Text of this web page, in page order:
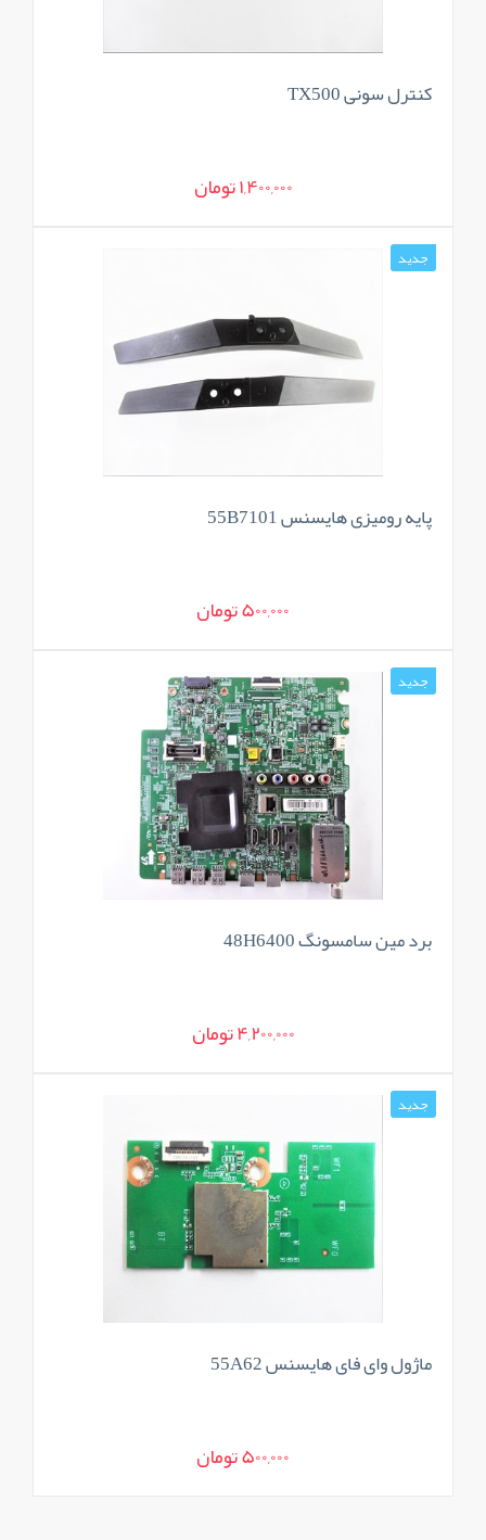
کنترل سونی TX500
1,400,000 تومان
جدید
پایه رومیزی هایسنس 55B7101
500,000 تومان
جدید
برد مین سامسونگ 48H6400
4,200,000 تومان
جدید
ماژول وای فای هایسنس 55A62
500,000 تومان